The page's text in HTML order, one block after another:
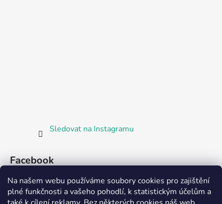
Na našem webu používáme soubory cookies pro zajištění
plné funkčnosti a vašeho pohodlí, k statistickým účelům a
Sledovat na Instagramu
Facebook